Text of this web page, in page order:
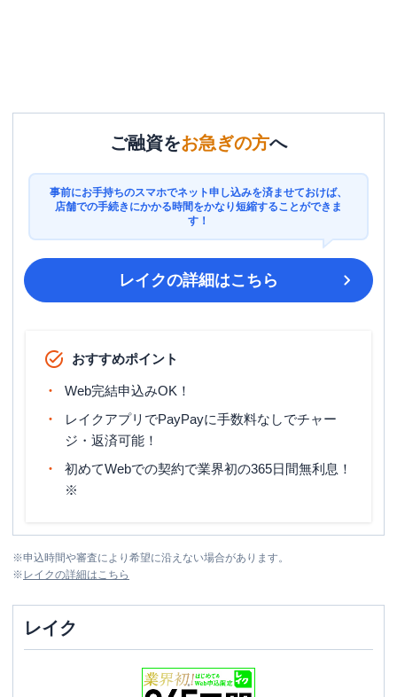
ご融資をお急ぎの方へ
事前にお手持ちのスマホでネット申し込みを済ませておけば、
店舗での手続きにかかる時間をかなり短縮することができま
す！
レイクの詳細はこちら
おすすめポイント
Web完結申込みOK！
レイクアプリでPayPayに手数料なしでチャー
ジ・返済可能！
初めてWebでの契約で業界初の365日間無利息！
※
※申込時間や審査により希望に沿えない場合があります。
※ レイクの詳細はこちら
レイク